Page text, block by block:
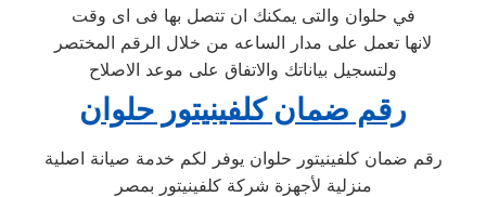
في حلوان والتى يمكنك ان تتصل بها فى اى وقت
لانها تعمل على مدار الساعه من خلال الرقم المختصر
ولتسجيل بياناتك والاتفاق على موعد الاصلاح
رقم ضمان كلفينيتور حلوان
رقم ضمان كلفينيتور حلوان يوفر لكم خدمة صيانة اصلية
منزلية لأجهزة شركة كلفينيتور بمصر